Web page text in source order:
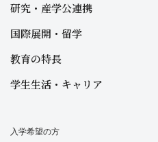
研究・産学公連携
国際展開・留学
教育の特長
学生生活・キャリア
入学希望の方